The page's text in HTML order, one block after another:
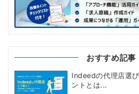
おすすめ記事
Indeedの代理店選
ントとは...